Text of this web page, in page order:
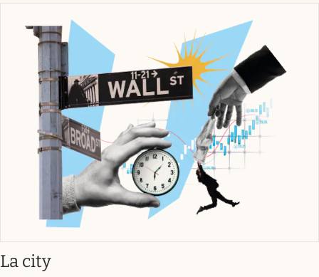
La cityabre en nueva pestaña